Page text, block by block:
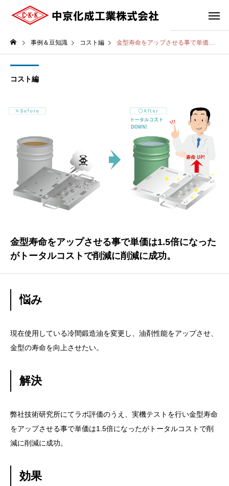
事例＆豆知識 コスト編 金型寿命をアップさせる事で単価は1.5倍になったがトータルコストで削減に削減に成功。
コスト編
金型寿命をアップさせる事で単価は1.5倍になった
がトータルコストで削減に削減に成功。
悩み
現在使用している冷間鍛造油を変更し、油剤性能をアップさせ、
金型の寿命を向上させたい。
解決
弊社技術研究所にてラボ評価のうえ、実機テストを行い金型寿命
をアップさせる事で単価は1.5倍になったがトータルコストで削
減に削減に成功。
効果